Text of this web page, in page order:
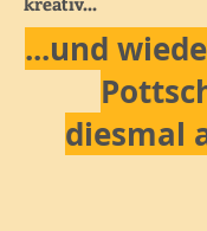
...und
diesmal